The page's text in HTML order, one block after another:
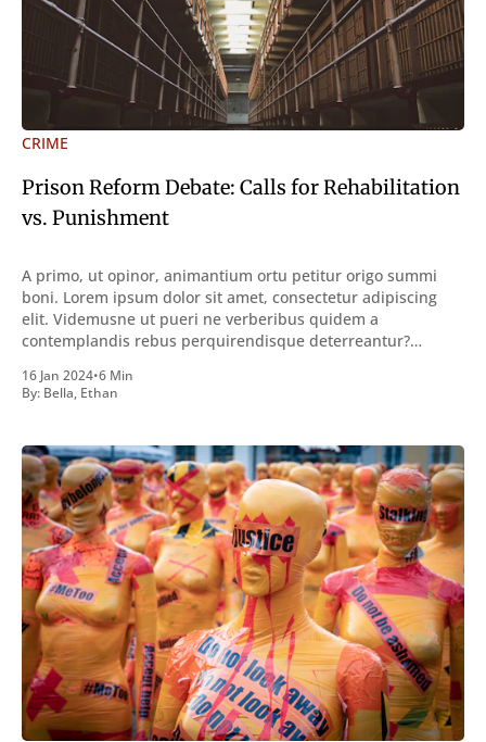
CRIME
Prison Reform Debate: Calls for Rehabilitation
vs. Punishment
A primo, ut opinor, animantium ortu petitur origo summi
boni. Lorem ipsum dolor sit amet, consectetur adipiscing
elit. Videmusne ut pueri ne verberibus quidem a
contemplandis rebus perquirendisque deterreantur?
inveniri verbum potest quod magis idem declaret Latine,
quod Graece, quam declarat voluptas. Duo
16 Jan 2024•6 Min
By: Bella, Ethan